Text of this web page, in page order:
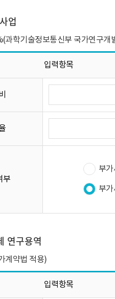
업
과학기술정보통신부 국가연구개
입력항목
부
부
부
연구용역
계약법 적용)
입력항목